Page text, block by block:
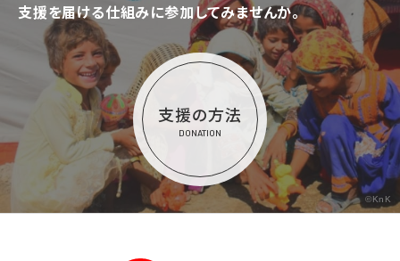
支援を届ける仕組みに参加してみませんか。
支援の方法
DONATION
©KnK